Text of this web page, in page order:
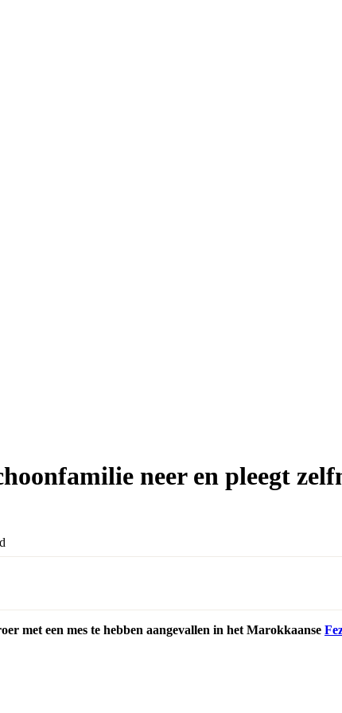
neer en pleegt
met een mes te hebben aangevallen in het Marokkaanse